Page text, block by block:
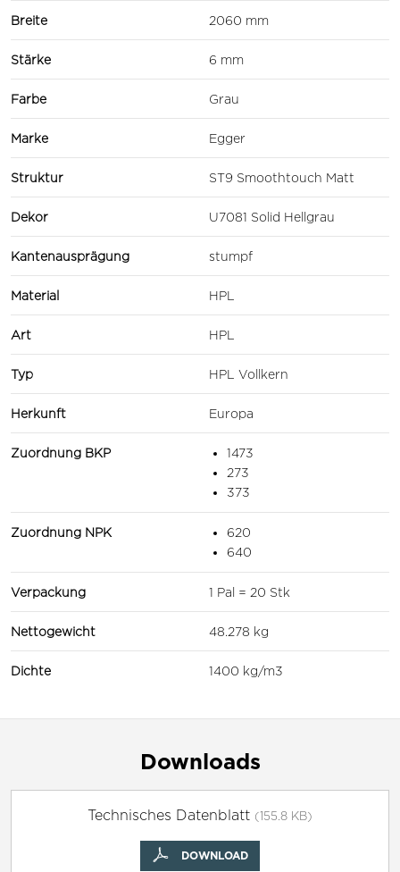
Breite 2060 mm
Stärke 6 mm
Farbe Grau
Marke Egger
Struktur ST9 Smoothtouch Matt
Dekor U7081 Solid Hellgrau
Kantenausprägung stumpf
Material HPL
Art HPL
Typ HPL Vollkern
Herkunft Europa
Zuordnung BKP
1473
273
373
Zuordnung NPK
620
640
Verpackung 1 Pal = 20 Stk
Nettogewicht 48.278 kg
Dichte 1400 kg/m3
Downloads
Technisches Datenblatt (155.8 KB)
DOWNLOAD